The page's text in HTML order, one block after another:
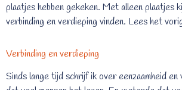
plaatjes hebben gekeken. Met alleen plaatjes
verbinding en verdieping vinden. Lees het
Verbinding en verdieping
Sinds lange tijd schrijf ik over eenzaamheid